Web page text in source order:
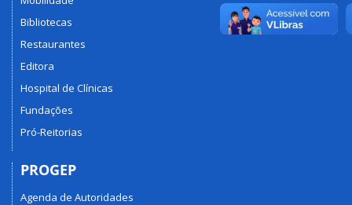
Bibliotecas
Restaurantes
Editora
Hospital de Clínicas
Fundações
Pró-Reitorias
PROGEP
Agenda de Autoridades